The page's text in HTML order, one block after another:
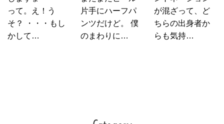
って。え！う
そ？ ・・・もし
かして…
片手にハーフパ
ンツだけど。 僕
のまわりに…
が混ざって、ど
ちらの出身者か
らも気持…